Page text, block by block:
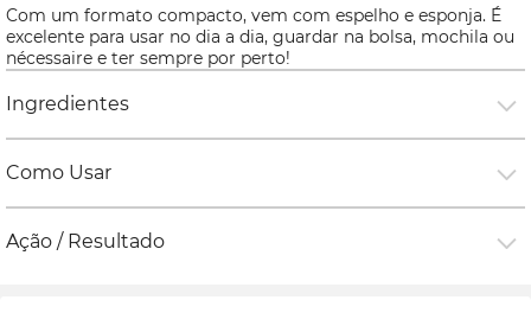
Com um formato compacto, vem com espelho e esponja. É
excelente para usar no dia a dia, guardar na bolsa, mochila ou
nécessaire e ter sempre por perto!
Ingredientes
Como Usar
Ação / Resultado